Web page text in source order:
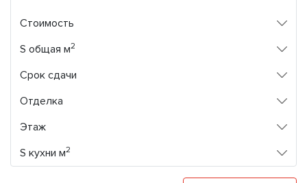
Стоимость
S общая м2
Срок сдачи
Отделка
Этаж
S кухни м2